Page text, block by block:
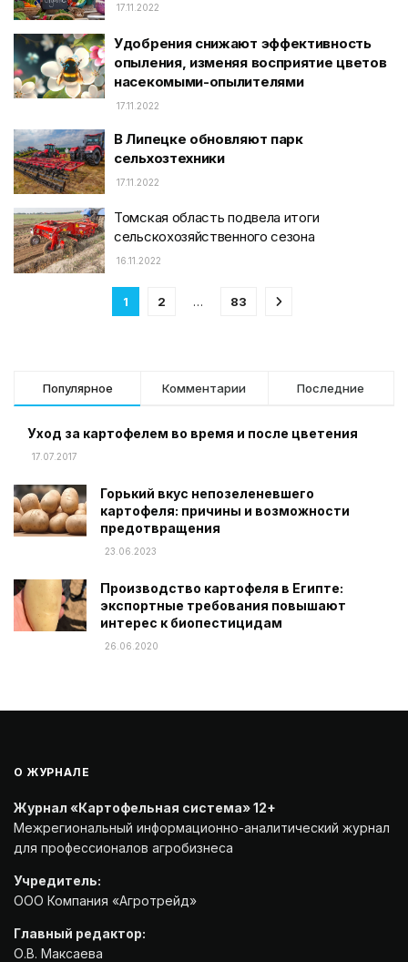
17.11.2022
Удобрения снижают эффективность
опыления, изменяя восприятие цветов
насекомыми-опылителями
17.11.2022
В Липецке обновляют парк
сельхозтехники
17.11.2022
Томская область подвела итоги
сельскохозяйственного сезона
16.11.2022
1 2 … 83
Популярное Комментарии Последние
Уход за картофелем во время и после цветения
17.07.2017
Горький вкус непозеленевшего
картофеля: причины и возможности
предотвращения
23.06.2023
Производство картофеля в Египте:
экспортные требования повышают
интерес к биопестицидам
26.06.2020
О ЖУРНАЛЕ
Журнал «Картофельная система» 12+
Межрегиональный информационно-аналитический журнал
для профессионалов агробизнеса
Учредитель:
ООО Компания «Агротрейд»
Главный редактор:
О.В. Максаева